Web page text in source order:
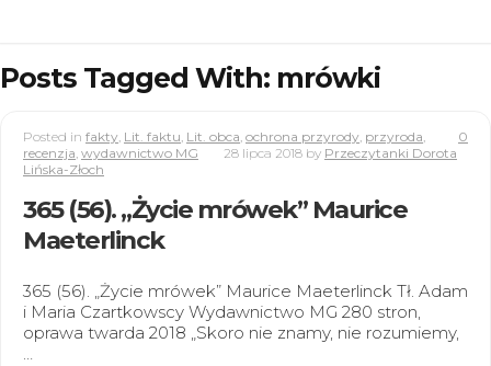
Posts Tagged With: mrówki
0
Posted in fakty Lit. faktu Lit. obca ochrona przyrody przyroda
recenzja wydawnictwo MG 28 lipca 2018 by Przeczytanki Dorota
Lińska-Złoch
365 (56). „Życie mrówek” Maurice
Maeterlinck
365 (56). „Życie mrówek” Maurice Maeterlinck Tł. Adam
i Maria Czartkowscy Wydawnictwo MG 280 stron,
oprawa twarda 2018 „Skoro nie znamy, nie rozumiemy,
…